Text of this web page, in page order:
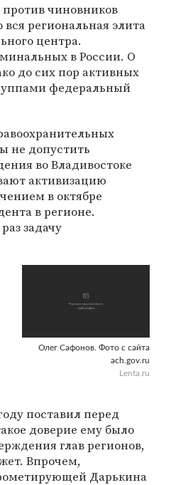
чиновников
региональная элита
центра.
в России. О
до сих пор активных
федеральный
не допустить
во Владивостоке
активизацию
в октябре
в регионе.
задачу
Олег Сафонов. Фото с сайта
ach.gov.ru
Lenta.ru
поставил перед
доверие ему было
глав регионов,
Впрочем,
Дарькина